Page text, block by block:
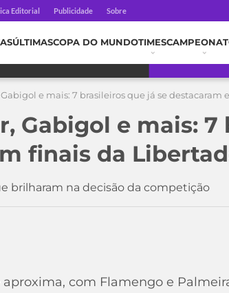
Editorial Publicidade Sobre
ÚLTIMASCOPA DO MUNDOTIMES
e mais: 7 brasileiros que já se destacaram
Gabigol e mais:
finais da
brilharam na decisão da competição
com Flamengo e